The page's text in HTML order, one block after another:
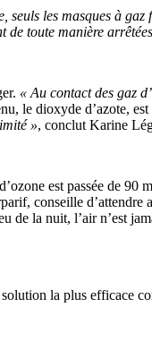
seuls les masques à gaz
de toute manière
« Au contact des gaz
le dioxyde d’azote,
», conclut Karine
est passée de 90
conseille d’attendre
de la nuit, l’air n’est
la plus efficace